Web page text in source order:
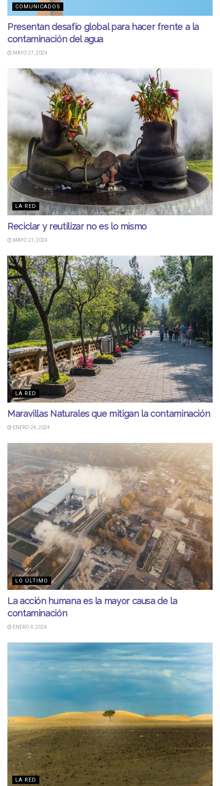
COMUNICADOS
Presentan desafío global para hacer frente a la
contaminación del agua
MAYO 27, 2024
LA RED
Reciclar y reutilizar no es lo mismo
MAYO 21, 2024
LA RED
Maravillas Naturales que mitigan la contaminación
ENERO 24, 2024
LO ÚLTIMO
La acción humana es la mayor causa de la
contaminación
ENERO 4, 2024
LA RED